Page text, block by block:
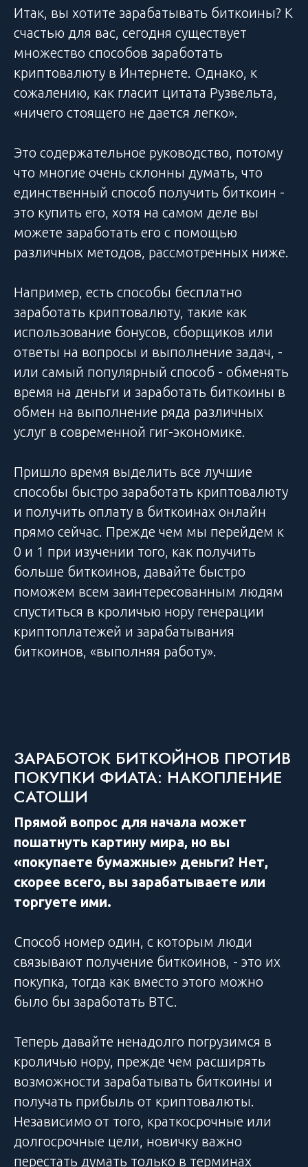
Итак, вы хотите зарабатывать биткоины? К
счастью для вас, сегодня существует
множество способов заработать
криптовалюту в Интернете. Однако, к
сожалению, как гласит цитата Рузвельта,
«ничего стоящего не дается легко».
Это содержательное руководство, потому
что многие очень склонны думать, что
единственный способ получить биткоин -
это купить его, хотя на самом деле вы
можете заработать его с помощью
различных методов, рассмотренных ниже.
Например, есть способы бесплатно
заработать криптовалюту, такие как
использование бонусов, сборщиков или
ответы на вопросы и выполнение задач, -
или самый популярный способ - обменять
время на деньги и заработать биткоины в
обмен на выполнение ряда различных
услуг в современной гиг-экономике.
Пришло время выделить все лучшие
способы быстро заработать криптовалюту
и получить оплату в биткоинах онлайн
прямо сейчас. Прежде чем мы перейдем к
0 и 1 при изучении того, как получить
больше биткоинов, давайте быстро
поможем всем заинтересованным людям
спуститься в кроличью нору генерации
криптоплатежей и зарабатывания
биткоинов, «выполняя работу».
ЗАРАБОТОК БИТКОЙНОВ ПРОТИВ
ПОКУПКИ ФИАТА: НАКОПЛЕНИЕ
САТОШИ
Прямой вопрос для начала может
пошатнуть картину мира, но вы
«покупаете бумажные» деньги? Нет,
скорее всего, вы зарабатываете или
торгуете ими.
Способ номер один, с которым люди
связывают получение биткоинов, - это их
покупка, тогда как вместо этого можно
было бы заработать BTC.
Теперь давайте ненадолго погрузимся в
кроличью нору, прежде чем расширять
возможности зарабатывать биткоины и
получать прибыль от криптовалюты.
Независимо от того, краткосрочные или
долгосрочные цели, новичку важно
перестать думать только в терминах